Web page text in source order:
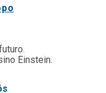
Einstein.